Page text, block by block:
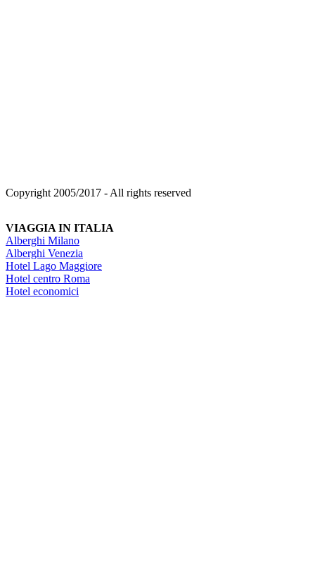
Copyright 2005/2017 - All rights reserved
VIAGGIA IN ITALIA
Alberghi Milano
Alberghi Venezia
Hotel Lago Maggiore
Hotel centro Roma
Hotel economici